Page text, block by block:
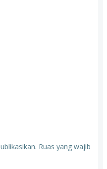
Ruas yang wajib